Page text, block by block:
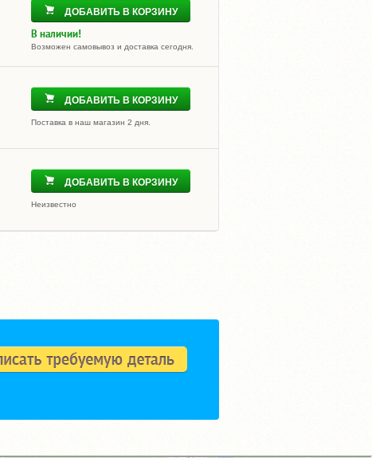
ДОБАВИТЬ В КОРЗИНУ
В наличии!
Возможен самовывоз и доставка сегодня.
ДОБАВИТЬ В КОРЗИНУ
Поставка в наш магазин 2 дня.
ДОБАВИТЬ В КОРЗИНУ
Неизвестно